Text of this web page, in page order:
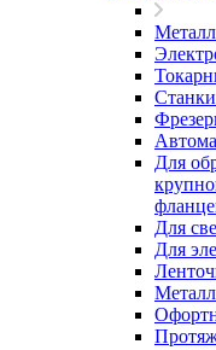
Для
Для
Для